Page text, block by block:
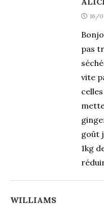
16/
pas
vite
goût
1kg
WILLIAMS